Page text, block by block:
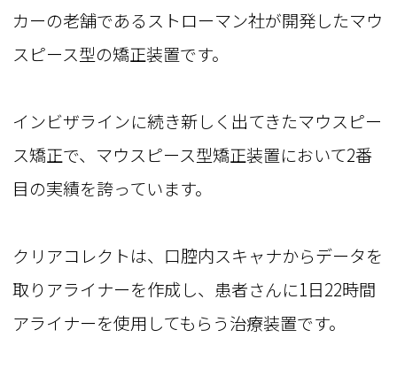
カーの老舗であるストローマン社が開発したマウ
スピース型の矯正装置です。
インビザラインに続き新しく出てきたマウスピー
ス矯正で、マウスピース型矯正装置において2番
目の実績を誇っています。
クリアコレクトは、口腔内スキャナからデータを
取りアライナーを作成し、患者さんに1日22時間
アライナーを使用してもらう治療装置です。